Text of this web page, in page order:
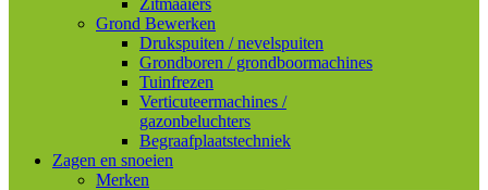
Zitmaaiers
Grond Bewerken
Drukspuiten / nevelspuiten
Grondboren / grondboormachines
Tuinfrezen
Verticuteermachines /
gazonbeluchters
Begraafplaatstechniek
Zagen en snoeien
Merken